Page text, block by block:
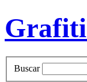
Grafiti
Buscar